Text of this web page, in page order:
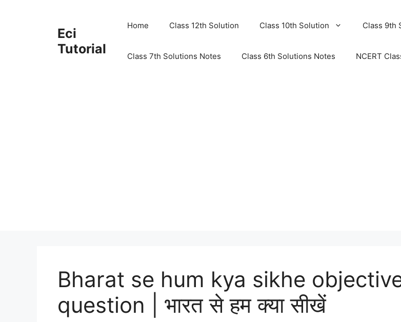
Eci
Tutorial
Home Class 12th Solution Class 10th Solution Class 9th
Class 7th Solutions Notes Class 6th Solutions Notes NCERT
Bharat se hum kya sikhe
question | भारत से हम क्‍या सीखें